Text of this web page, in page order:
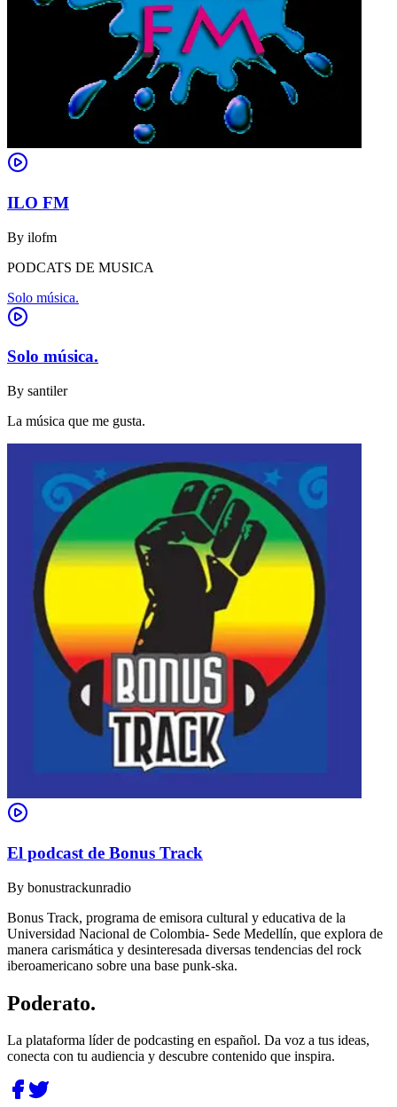
ILO FM
By ilofm
PODCATS DE MUSICA
Solo música.
Solo música.
By santiler
La música que me gusta.
El podcast de Bonus Track
By bonustrackunradio
Bonus Track, programa de emisora cultural y educativa de la
Universidad Nacional de Colombia- Sede Medellín, que explora de
manera carismática y desinteresada diversas tendencias del rock
iberoamericano sobre una base punk-ska.
Poderato.
La plataforma líder de podcasting en español. Da voz a tus ideas,
conecta con tu audiencia y descubre contenido que inspira.